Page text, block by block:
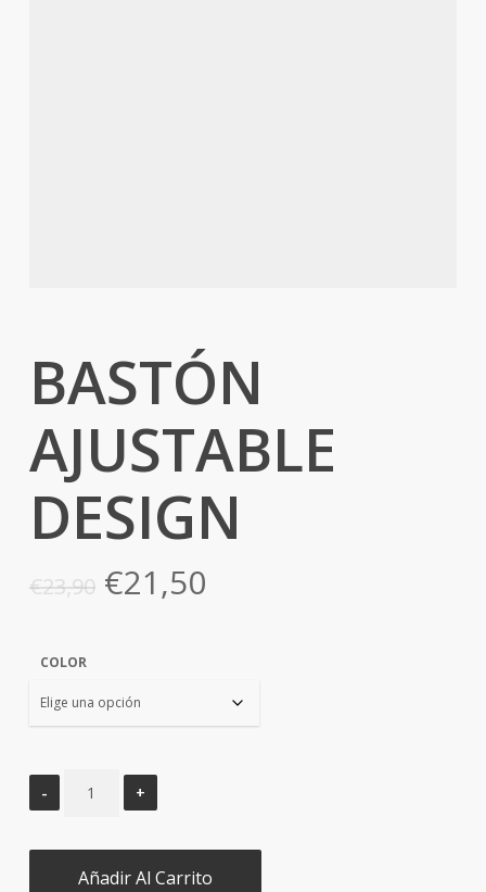
BASTÓN
AJUSTABLE
DESIGN
€23,90 El
precio
€23,90.
€21,50El
€21,50.
COLOR
Añadir Al Carrito